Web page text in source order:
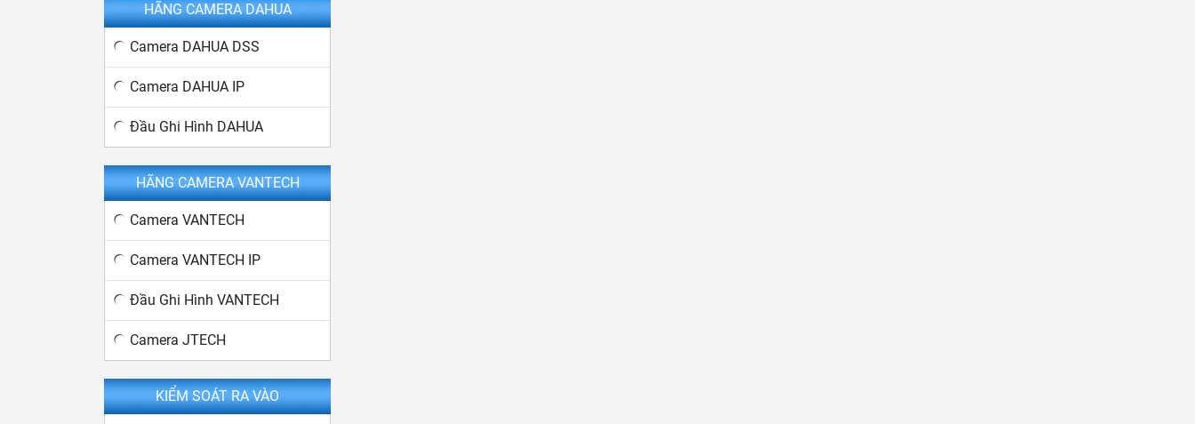
HÃNG CAMERA DAHUA
Camera DAHUA DSS
Camera DAHUA IP
Đầu Ghi Hình DAHUA
HÃNG CAMERA VANTECH
Camera VANTECH
Camera VANTECH IP
Đầu Ghi Hình VANTECH
Camera JTECH
KIỂM SOÁT RA VÀO